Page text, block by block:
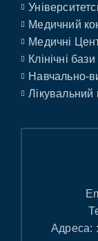
Медичний
Медичні
Клінічні бази
Навчально-
Лікувальний
Адреса: